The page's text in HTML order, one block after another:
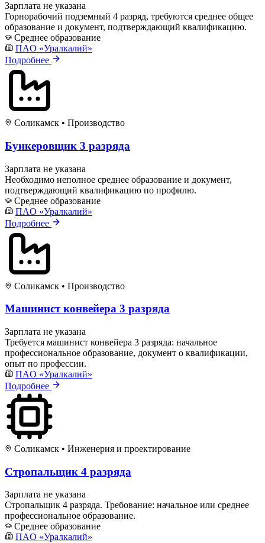
Зарплата не указана
Горнорабочий подземный 4 разряд, требуются среднее общее
образование и документ, подтверждающий квалификацию.
Среднее образование
ПAO «Уралкалий»
Подробнее
Соликамск • Производство
Бункеровщик 3 разряда
Зарплата не указана
Необходимо неполное среднее образование и документ,
подтверждающий квалификацию по профилю.
Среднее образование
ПAO «Уралкалий»
Подробнее
Соликамск • Производство
Машинист конвейера 3 разряда
Зарплата не указана
Требуется машинист конвейера 3 разряда: начальное
профессиональное образование, документ о квалификации,
опыт по профессии.
ПAO «Уралкалий»
Подробнее
Соликамск • Инженерия и проектирование
Стропальщик 4 разряда
Зарплата не указана
Стропальщик 4 разряда. Требование: начальное или среднее
профессиональное образование.
Среднее образование
ПAO «Уралкалий»